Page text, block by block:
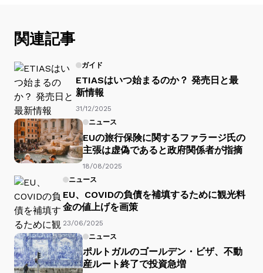
関連記事
ガイド
ETIASはいつ始まるのか？ 発売日と最
新情報
31/12/2025
ニュース
EUの旅行保険に関するファラージ氏の
主張は虚偽であると政府関係者が指摘
18/08/2025
ニュース
EU、COVIDの負債を補填するために観光料
金の値上げを画策
23/06/2025
ニュース
ポルトガルのゴールデン・ビザ、不動
産ルート終了で投資急増